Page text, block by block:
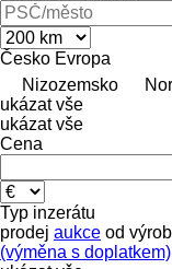
Česko Evropa
Nizozemsko
ukázat vše
ukázat vše
Cena
Typ inzerátu
prodej aukce od
(výměna s doplatkem)